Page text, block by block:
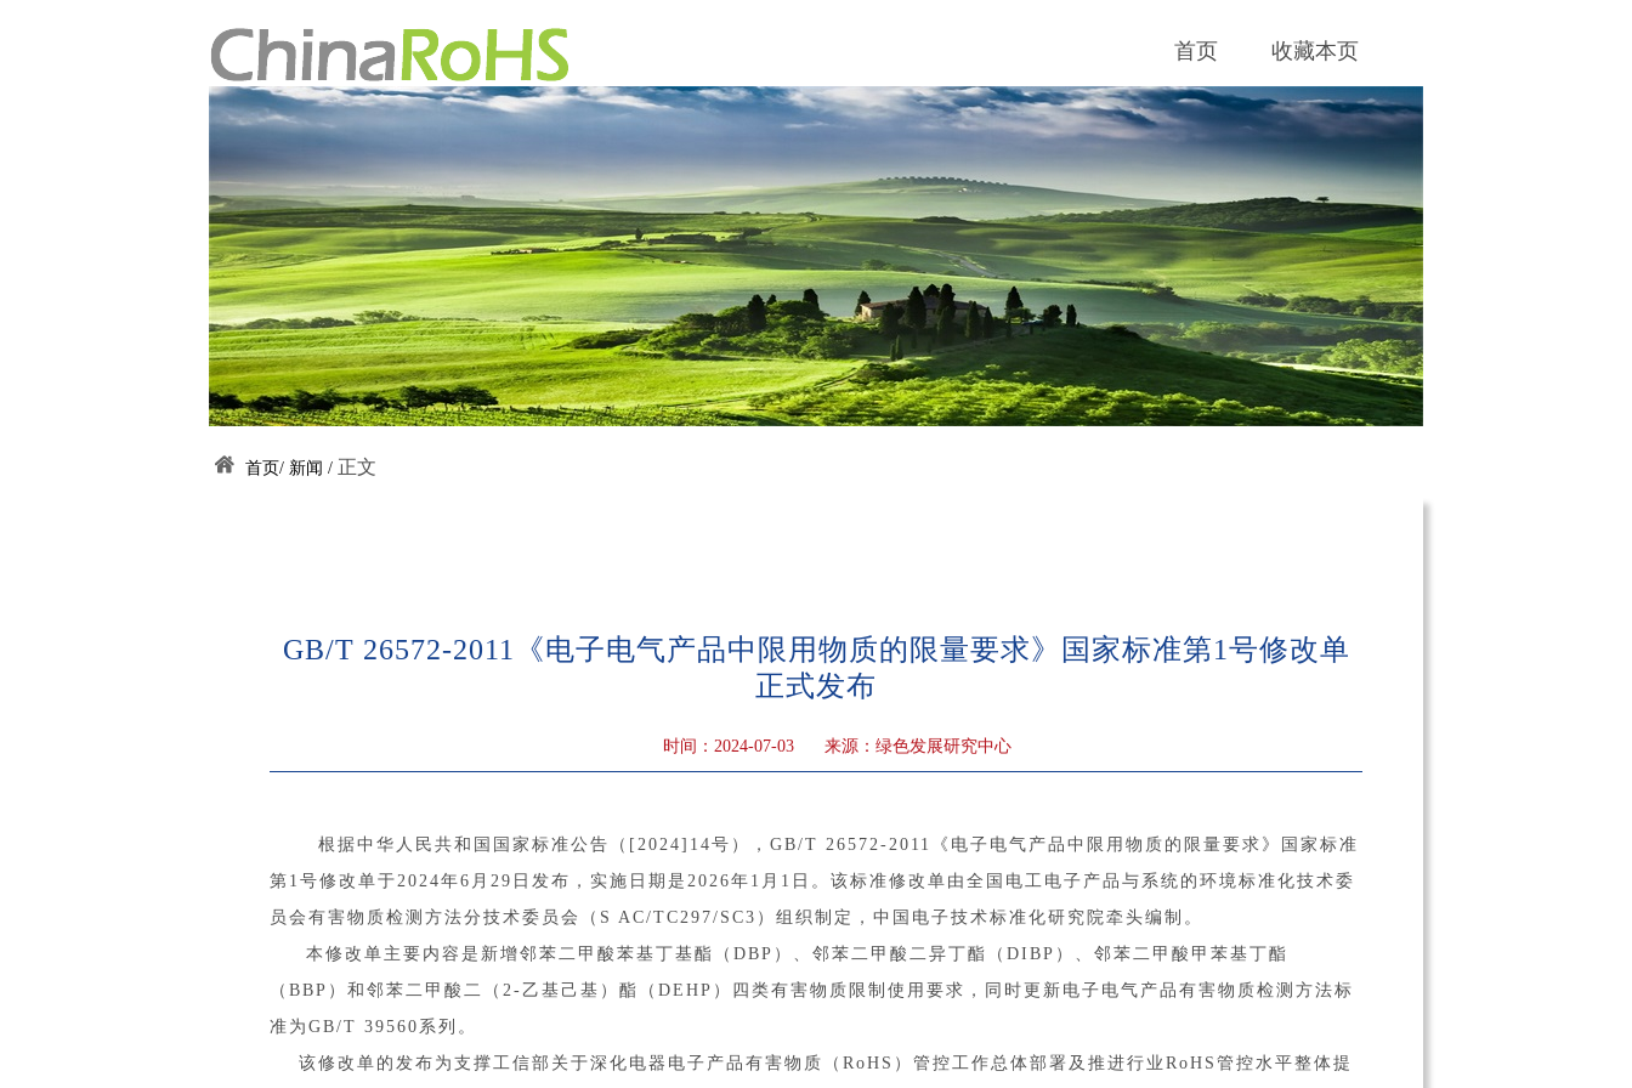
首页 收藏本页
首页/ 新闻 / 正文
GB/T 26572-2011《电子电气产品中限用物质的限量要求》国家标准第1号修改单
正式发布
时间：2024-07-03 来源：绿色发展研究中心
根据中华人民共和国国家标准公告（[2024]14号），GB/T 26572-2011《电子电气产品中限用物质的限量要求》国家标准
第1号修改单于2024年6月29日发布，实施日期是2026年1月1日。该标准修改单由全国电工电子产品与系统的环境标准化技术委
员会有害物质检测方法分技术委员会（S AC/TC297/SC3）组织制定，中国电子技术标准化研究院牵头编制。
本修改单主要内容是新增邻苯二甲酸苯基丁基酯（DBP）、邻苯二甲酸二异丁酯（DIBP）、邻苯二甲酸甲苯基丁酯
（BBP）和邻苯二甲酸二（2-乙基己基）酯（DEHP）四类有害物质限制使用要求，同时更新电子电气产品有害物质检测方法标
准为GB/T 39560系列。
该修改单的发布为支撑工信部关于深化电器电子产品有害物质（RoHS）管控工作总体部署及推进行业RoHS管控水平整体提